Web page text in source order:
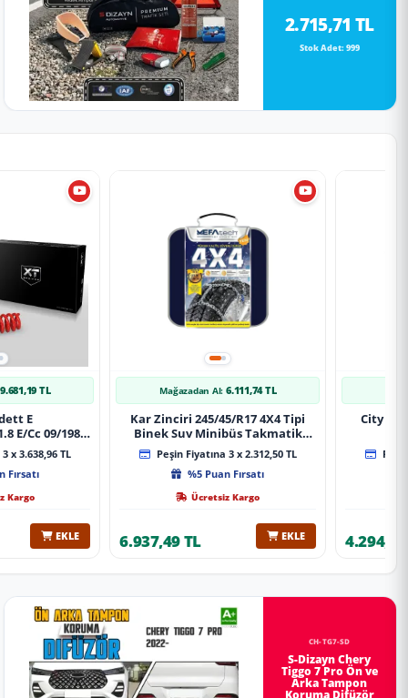
2.715,71 TL
Stok Adet: 999
9.681,19 TL
E
E/Cc 09/1984-
Spor Yay
x 3.638,96 TL
Fırsatı
Kargo
EKLE
Mağazadan Al: 6.111,74 TL
Kar Zinciri 245/45/R17 4X4 Tipi
Binek Suv Minibüs Takmatik
Kolay Montaj
Peşin Fiyatına 3 x 2.312,50 TL
%5 Puan Fırsatı
Ücretsiz Kargo
6.937,49 TL EKLE
City
CH-TG7-SD
S-Dizayn Chery
Tiggo 7 Pro Ön ve
Arka Tampon
Koruma Difüzör